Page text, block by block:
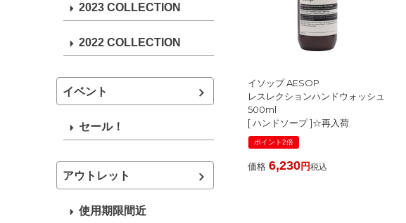
2023 COLLECTION
2022 COLLECTION
イベント
セール！
アウトレット
使用期限間近
イソップ AESOP
レスレクションハンドウォッシュ
500ml
[ ハンドソープ ]☆再入荷
ポイント2倍
価格 6,230 税込